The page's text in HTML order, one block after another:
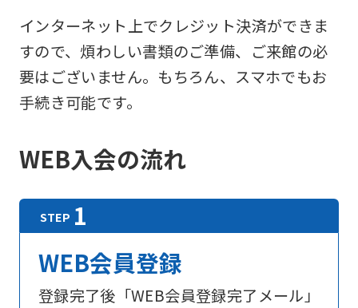
インターネット上でクレジット決済ができま
すので、煩わしい書類のご準備、ご来館の必
要はございません。もちろん、スマホでもお
手続き可能です。
WEB入会の流れ
WEB会員登録
登録完了後「WEB会員登録完了メール」